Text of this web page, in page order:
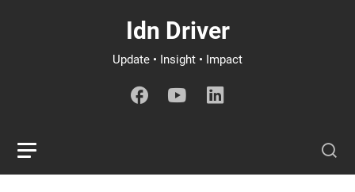
Idn Driver
Update • Insight • Impact